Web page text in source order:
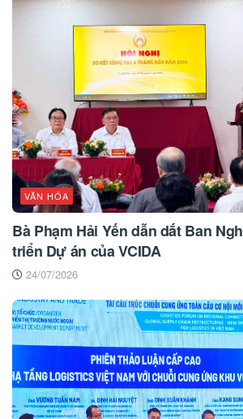
VĂN HÓA
Bà Phạm Hải Yến dẫn dắt Ban
triển Dự án của VCIDA
24/07/2026